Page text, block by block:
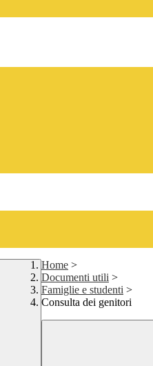
Home >
Documenti utili >
Famiglie e studenti >
Consulta dei genitori